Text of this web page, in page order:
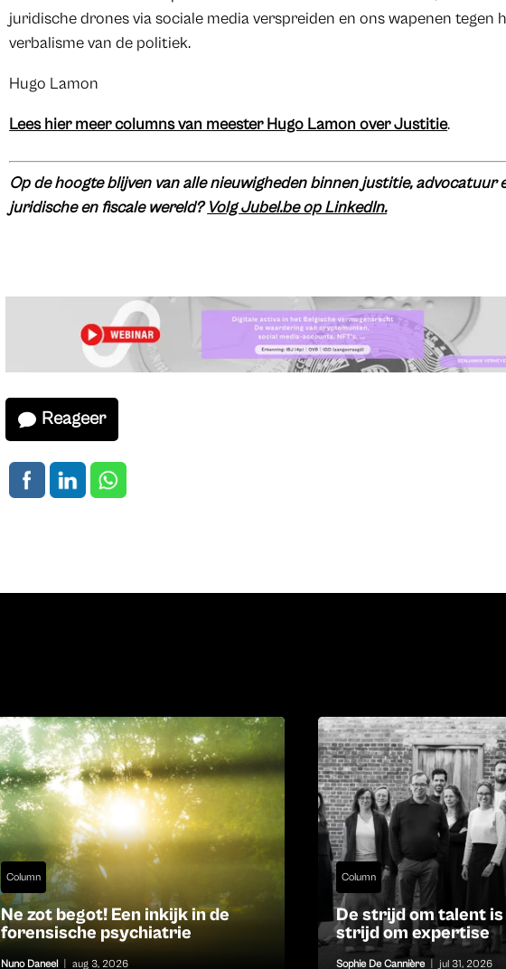
juridische drones via sociale media verspreiden en ons wapenen tegen
verbalisme van de politiek.
​​​​​​​​​​​​​Hugo Lamon
Lees hier meer columns van meester Hugo Lamon over Justitie.
Op de hoogte blijven van alle nieuwigheden binnen justitie, advocatuur
juridische en fiscale wereld? Volg Jubel.be op LinkedIn.
Reageer
Column
Ne zot begot! Een inkijk in de
forensische psychiatrie
Nuno Daneel aug 3, 2026
Column
De strijd om talent
strijd om expertise
Sophie De Cannière jul 31, 2026